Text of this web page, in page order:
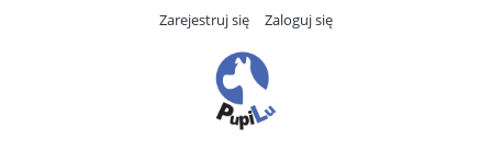
Zarejestruj się Zaloguj się